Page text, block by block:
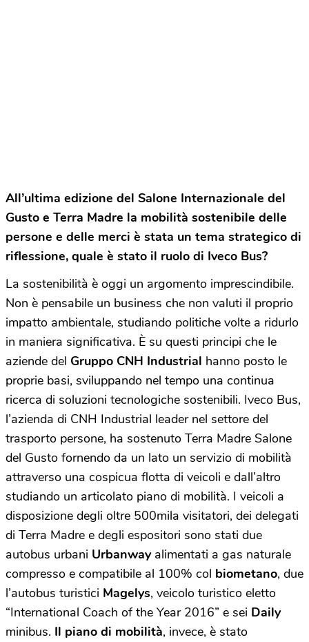
All’ultima edizione del Salone Internazionale del
Gusto e Terra Madre la mobilità sostenibile delle
persone e delle merci è stata un tema strategico di
riflessione, quale è stato il ruolo di Iveco Bus?
La sostenibilità è oggi un argomento imprescindibile.
Non è pensabile un business che non valuti il proprio
impatto ambientale, studiando politiche volte a ridurlo
in maniera significativa. È su questi principi che le
aziende del Gruppo CNH Industrial hanno posto le
proprie basi, sviluppando nel tempo una continua
ricerca di soluzioni tecnologiche sostenibili. Iveco Bus,
l’azienda di CNH Industrial leader nel settore del
trasporto persone, ha sostenuto Terra Madre Salone
del Gusto fornendo da un lato un servizio di mobilità
attraverso una cospicua flotta di veicoli e dall’altro
studiando un articolato piano di mobilità. I veicoli a
disposizione degli oltre 500mila visitatori, dei delegati
di Terra Madre e degli espositori sono stati due
autobus urbani Urbanwayalimentati a gas naturale
compresso e compatibile al 100% col biometano, due
l’autobus turistici Magelys, veicolo turistico eletto
“International Coach of the Year 2016” e sei Daily
minibus. Il piano di mobilità, invece, è stato